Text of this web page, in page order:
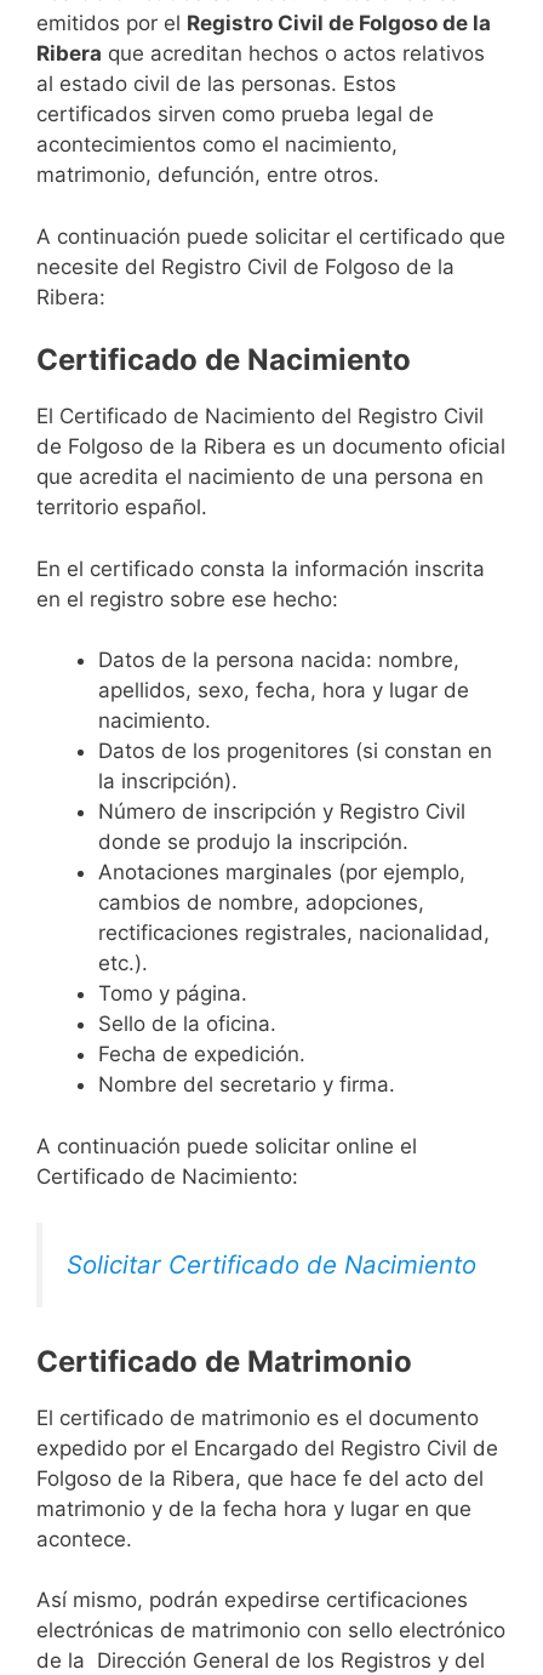
emitidos por el Registro Civil de Folgoso de la
Ribera que acreditan hechos o actos relativos
al estado civil de las personas. Estos
certificados sirven como prueba legal de
acontecimientos como el nacimiento,
matrimonio, defunción, entre otros.
A continuación puede solicitar el certificado que
necesite del Registro Civil de Folgoso de la
Ribera:
Certificado de Nacimiento
El Certificado de Nacimiento del Registro Civil
de Folgoso de la Ribera es un documento oficial
que acredita el nacimiento de una persona en
territorio español.
En el certificado consta la información inscrita
en el registro sobre ese hecho:
Datos de la persona nacida: nombre,
apellidos, sexo, fecha, hora y lugar de
nacimiento.
Datos de los progenitores (si constan en
la inscripción).
Número de inscripción y Registro Civil
donde se produjo la inscripción.
Anotaciones marginales (por ejemplo,
cambios de nombre, adopciones,
rectificaciones registrales, nacionalidad,
etc.).
Tomo y página.
Sello de la oficina.
Fecha de expedición.
Nombre del secretario y firma.
A continuación puede solicitar online el
Certificado de Nacimiento:
Solicitar Certificado de Nacimiento
Certificado de Matrimonio
El certificado de matrimonio es el documento
expedido por el Encargado del Registro Civil de
Folgoso de la Ribera, que hace fe del acto del
matrimonio y de la fecha hora y lugar en que
acontece.
Así mismo, podrán expedirse certificaciones
electrónicas de matrimonio con sello electrónico
de la Dirección General de los Registros y del